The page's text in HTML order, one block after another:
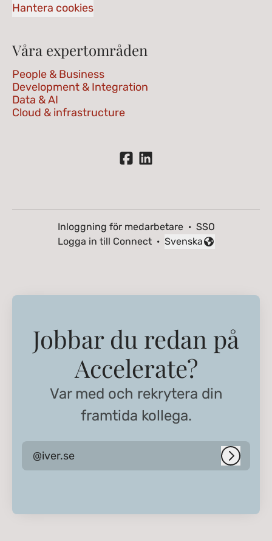
Hantera cookies
Våra expertområden
People & Business
Development & Integration
Data & AI
Cloud & infrastructure
Inloggning för medarbetare · SSO
Logga in till Connect ·
Byt språk
Svenska
Jobbar du redan på
Accelerate?
Var med och rekrytera din
framtida kollega.
@iver.se Logga